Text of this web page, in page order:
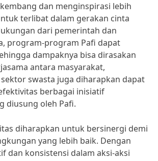
dan menginspirasi lebih
terlibat dalam gerakan cinta
dari pemerintah dan
program-program Pafi dapat
dampaknya bisa dirasakan
antara masyarakat,
swasta juga diharapkan dapat
berbagai inisiatif
diusung oleh Pafi.
diharapkan untuk bersinergi demi
yang lebih baik. Dengan
dan konsistensi dalam aksi-aksi